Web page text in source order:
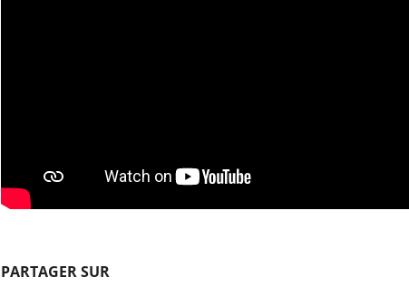
PARTAGER SUR